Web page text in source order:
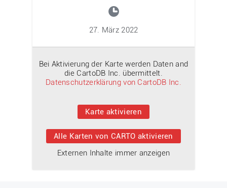
27. März 2022
Bei Aktivierung der Karte werden Daten and
die CartoDB Inc. übermittelt.
Datenschutzerklärung von CartoDB Inc.
Karte aktivieren
Alle Karten von CARTO aktivieren
Externen Inhalte immer anzeigen